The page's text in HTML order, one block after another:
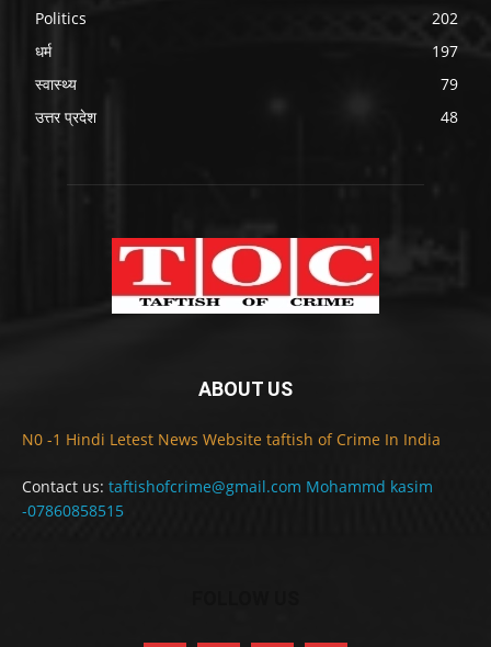
Politics
202
धर्म
197
स्वास्थ्य
79
उत्तर प्रदेश
48
ABOUT US
N0 -1 Hindi Letest News Website taftish of Crime In India
Contact us: taftishofcrime@gmail.com Mohammd kasim
-07860858515